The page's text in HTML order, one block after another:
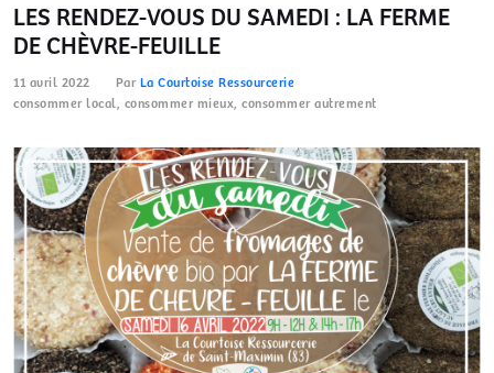
LES RENDEZ-VOUS DU SAMEDI : LA FERME
DE CHÈVRE-FEUILLE
11 avril 2022 Par La Courtoise Ressourcerie
consommer local, consommer mieux, consommer autrement